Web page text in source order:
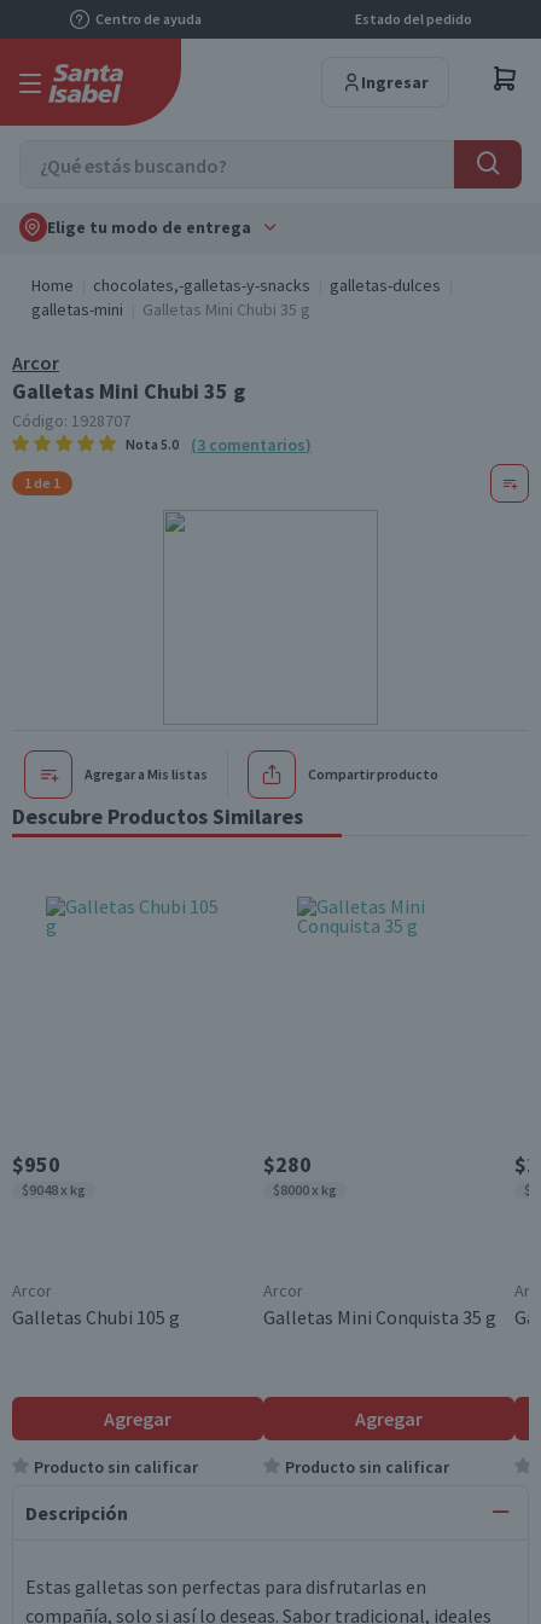
Centro de ayuda Estado del pedido
Ingresar
Elige tu modo de entrega
Home chocolates,-galletas-y-snacks
galletas-dulces
galletas-mini
Galletas Mini Chubi 35 g
Arcor
Galletas Mini Chubi 35 g
Código: 1928707
Nota 5.0 (3 comentarios)
1 de 1
Agregar a Mis listas Compartir producto
Descubre Productos Similares
$950
$9048 x kg
Arcor
Galletas Chubi 105 g
Agregar
Producto sin calificar
$280
$8000 x kg
Arcor
Galletas Mini Conquista 35 g
Agregar
Producto sin calificar
Descripción
Estas galletas son perfectas para disfrutarlas en
compañía, solo si así lo deseas. Sabor tradicional, ideales